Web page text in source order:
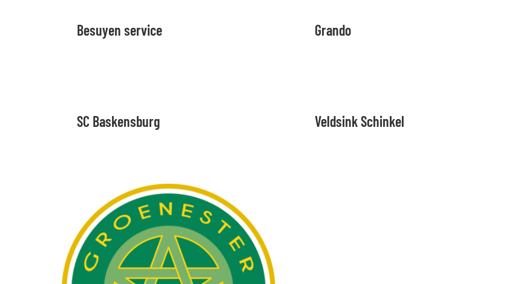
Besuyen service Grando
SC Baskensburg Veldsink Schinkel